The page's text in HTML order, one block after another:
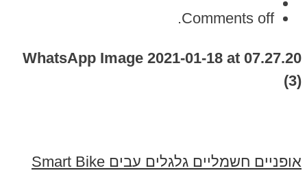
Comments off.
WhatsApp Image 2021-01-18 at 07.27.20
(3)
אופניים חשמליים גלגלים עבים Smart Bike